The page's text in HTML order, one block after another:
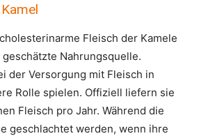
Fleisch der Kamele
Nahrungsquelle.
der Versorgung mit Fleisch in
Rolle spielen. Offiziell liefern sie
Fleisch pro Jahr. Während die
geschlachtet werden, wenn ihre